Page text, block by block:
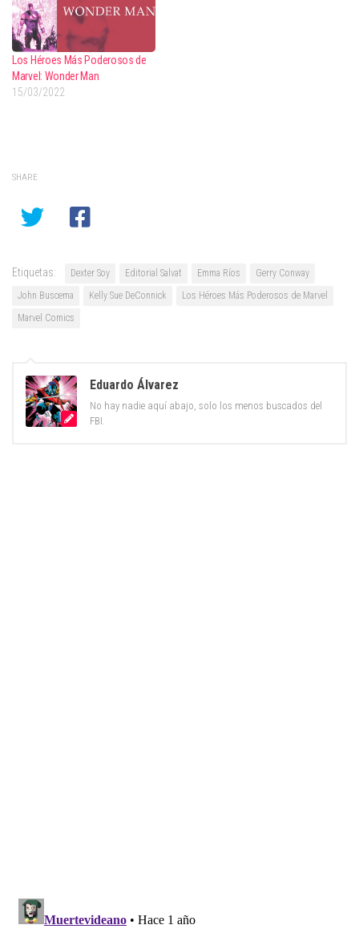
Los Héroes Más Poderosos de
Marvel: Wonder Man
15/03/2022
SHARE
Etiquetas: Dexter Soy Editorial Salvat Emma Ríos
Gerry Conway
John Buscema
Kelly Sue DeConnick
Los Héroes Más Poderosos de Marvel
Marvel Comics
Eduardo Álvarez
No hay nadie aquí abajo, solo los menos buscados del
FBI.